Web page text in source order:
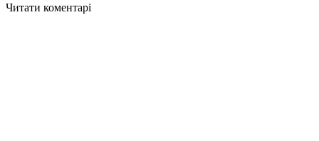
Читати коментарі